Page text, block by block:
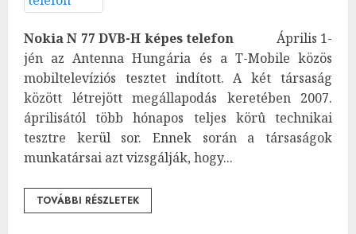
Nokia N 77 DVB-H képes telefon Április 1-
jén az Antenna Hungária és a T-Mobile közös
mobiltelevíziós tesztet indított. A két társaság
között létrejött megállapodás keretében 2007.
áprilisától több hónapos teljes körû technikai
tesztre kerül sor. Ennek során a társaságok
munkatársai azt vizsgálják, hogy...
TOVÁBBI RÉSZLETEK